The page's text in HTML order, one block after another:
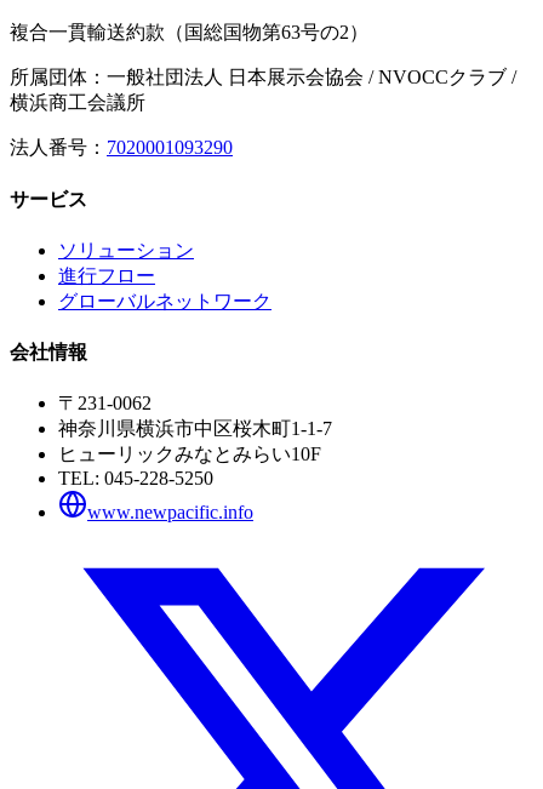
複合一貫輸送約款（国総国物第63号の2）
所属団体：一般社団法人 日本展示会協会 / NVOCCクラブ /
横浜商工会議所
法人番号： 7020001093290
サービス
ソリューション
進行フロー
グローバルネットワーク
会社情報
〒231-0062
神奈川県横浜市中区桜木町1-1-7
ヒューリックみなとみらい10F
TEL: 045-228-5250
www.newpacific.info